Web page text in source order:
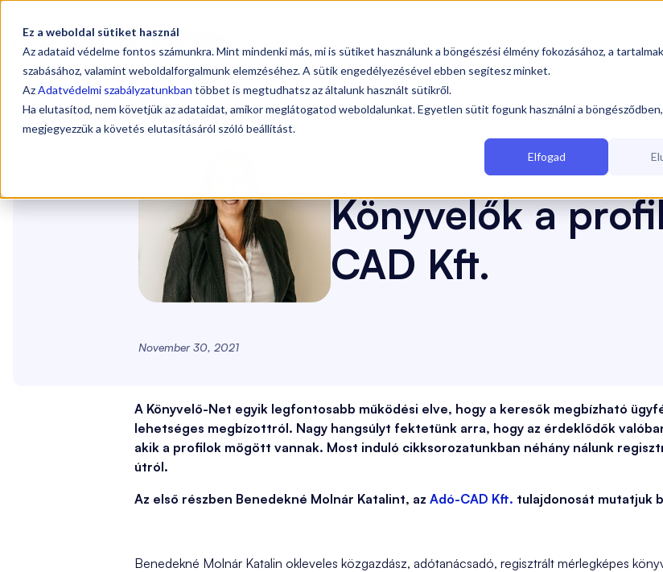
Ez a weboldal sütiket használ
Az adataid védelme fontos számunkra. Mint mindenki más, mi is sütiket használunk a böngészési élmény fokozásához, a
szabásához, valamint weboldalforgalmunk elemzéséhez. A sütik engedélyezésével ebben segítesz minket.
AzAdatvédelmi szabályzatunkban többet is megtudhatsz az általunk használt sütikről.
Ha elutasítod, nem követjük az adataidat, amikor meglátogatod weboldalunkat. Egyetlen sütit fogunk használni a
megjegyezzük a követés elutasításáról szóló beállítást.
Elfogad
Vállalkozóknak Könyvelőknek Szolgáltatásaink  Iparágak  Árak
Blog / Könyvelők a profil mögött: Adó-CAD Kft.(Könyvelők a profil mögött)
Könyvelők a
CAD Kft.
November 30, 2021
A Könyvelő-Net egyik legfontosabb működési elve, hogy a keresők megbízható
lehetséges megbízottról. Nagy hangsúlyt fektetünk arra, hogy az érdeklődők
akik a profilok mögött vannak. Most induló cikksorozatunkban néhány nálunk
útról.
Az első részben Benedekné Molnár Katalint, az Adó-CAD Kft. tulajdonosát mutatjuk
Benedekné Molnár Katalin okleveles közgazdász, adótanácsadó, regisztrált mérlegképes